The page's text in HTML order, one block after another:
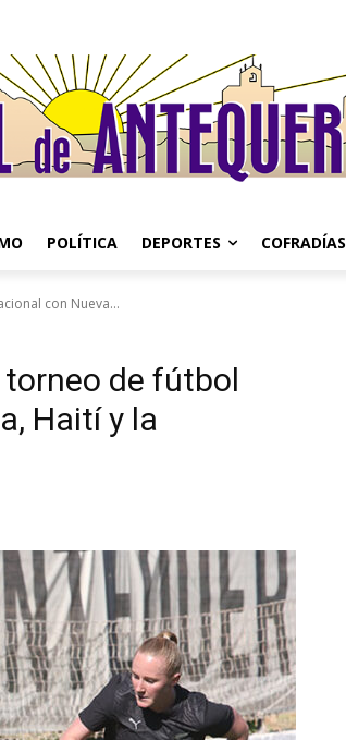
POLÍTICA DEPORTES COFRADÍAS
con Nueva...
de fútbol
Haití y la